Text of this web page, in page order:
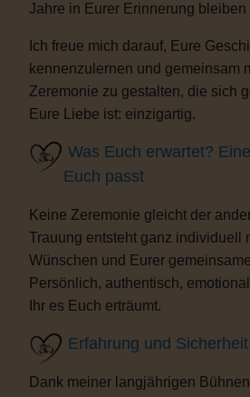
Jahre in Eurer Erinnerung bleiben
Ich freue mich darauf, Eure
kennenzulernen und gemeinsam
Zeremonie zu gestalten, die sich
Eure Liebe ist: einzigartig.
Was Euch erwartet?
Euch passt
Keine Zeremonie gleicht der
Trauung entsteht ganz individuell
Wünschen und Eurer
Persönlich, authentisch,
Ihr es Euch erträumt.
Erfahrung und Sicherheit
Dank meiner langjährigen